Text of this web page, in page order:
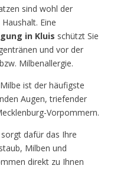
sind wohl der
Eine
in Kluis schützt Sie
und vor der
Milbenallergie.
ist der häufigste
Augen, triefender
Vorpommern.
dafür das Ihre
Milben und
direkt zu Ihnen